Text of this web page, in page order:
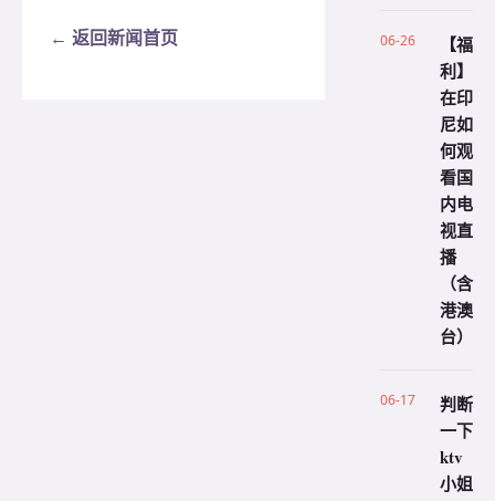
← 返回新闻首页 06-26
【福
利】
在印
尼如
何观
看国
内电
视直
播
（含
港澳
台）
06-17
判断
一下
ktv
小姐